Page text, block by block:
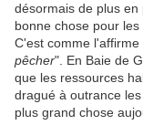
désormais de plus
bonne chose pour les
C'est comme l'affirme
pêcher". En Baie de
que les ressources
dragué à outrance
plus grand chose